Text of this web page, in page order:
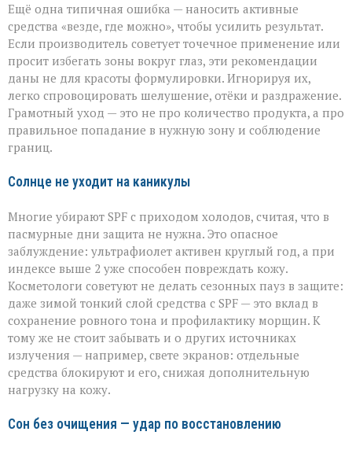
Ещё одна типичная ошибка — наносить активные
средства «везде, где можно», чтобы усилить результат.
Если производитель советует точечное применение или
просит избегать зоны вокруг глаз, эти рекомендации
даны не для красоты формулировки. Игнорируя их,
легко спровоцировать шелушение, отёки и раздражение.
Грамотный уход — это не про количество продукта, а про
правильное попадание в нужную зону и соблюдение
границ.
Солнце не уходит на каникулы
Многие убирают SPF с приходом холодов, считая, что в
пасмурные дни защита не нужна. Это опасное
заблуждение: ультрафиолет активен круглый год, а при
индексе выше 2 уже способен повреждать кожу.
Косметологи советуют не делать сезонных пауз в защите:
даже зимой тонкий слой средства с SPF — это вклад в
сохранение ровного тона и профилактику морщин. К
тому же не стоит забывать и о других источниках
излучения — например, свете экранов: отдельные
средства блокируют и его, снижая дополнительную
нагрузку на кожу.
Сон без очищения — удар по восстановлению